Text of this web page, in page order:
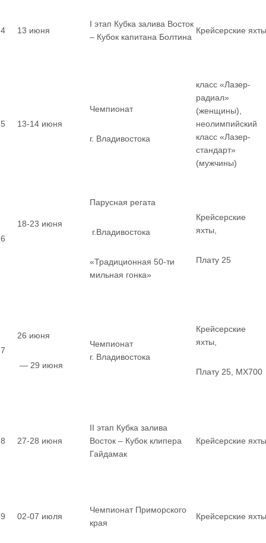
4 13 июня
I этап Кубка залива Восток
– Кубок капитана Болтина
Крейсерские яхты
5 13-14 июня
Чемпионат
г. Владивостока
класс «Лазер-
радиал»
(женщины),
неолимпийский
класс «Лазер-
стандарт»
(мужчины)
6
18-23 июня
Парусная регата
г.Владивостока
«Традиционная 50-ти
мильная гонка»
Крейсерские
яхты,
Плату 25
7
26 июня
— 29 июня
Чемпионат
г. Владивостока
Крейсерские
яхты,
Плату 25, MX700
8 27-28 июня
II этап Кубка залива
Восток – Кубок клипера
Гайдамак
Крейсерские яхты
9 02-07 июля
Чемпионат Приморского
края
Крейсерские яхты